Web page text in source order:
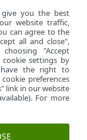
you the best
website traffic,
can agree to the
all and close",
"Accept
settings by
have the right to
preferences
link in our website
For more